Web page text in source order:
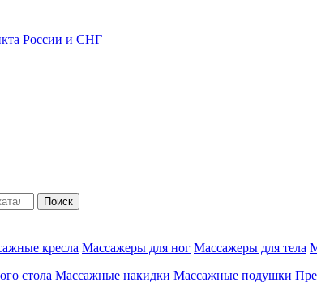
России и СНГ
кресла Массажеры для ног Массажеры для тела
стола Массажные накидки Массажные подушки
Поиск